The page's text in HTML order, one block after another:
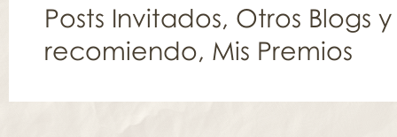
Posts Invitados, Otros Blogs
recomiendo, Mis Premios